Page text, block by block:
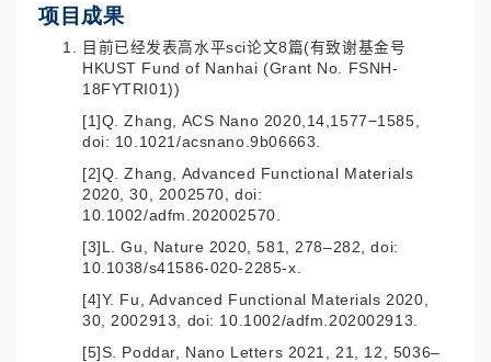
项目成果
目前已经发表高水平sci论文8篇(有致谢基金号
HKUST Fund of Nanhai (Grant No. FSNH-
18FYTRI01))
[1]Q. Zhang, ACS Nano 2020,14,1577−1585,
doi: 10.1021/acsnano.9b06663.
[2]Q. Zhang, Advanced Functional Materials
2020, 30, 2002570, doi:
10.1002/adfm.202002570.
[3]L. Gu, Nature 2020, 581, 278–282, doi:
10.1038/s41586-020-2285-x.
[4]Y. Fu, Advanced Functional Materials 2020,
30, 2002913, doi: 10.1002/adfm.202002913.
[5]S. Poddar, Nano Letters 2021, 21, 12, 5036–